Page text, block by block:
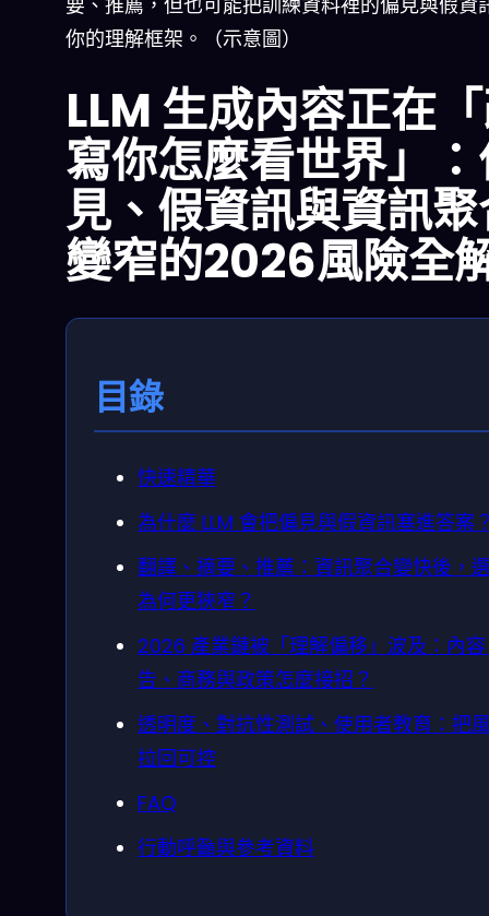
你的理解框架。（示意圖）
LLM 生成內容正在
寫你怎麼看世界」
見、假資訊與資訊
變窄的2026風險全
目錄
快速精華
為什麼 LLM 會把偏見與假資訊塞進答案
翻譯、摘要、推薦：資訊聚合變快後，
為何更狹窄？
2026 產業鏈被「理解偏移」波及：內
告、商務與政策怎麼接招？
透明度、對抗性測試、使用者教育：把
拉回可控
FAQ
行動呼籲與參考資料